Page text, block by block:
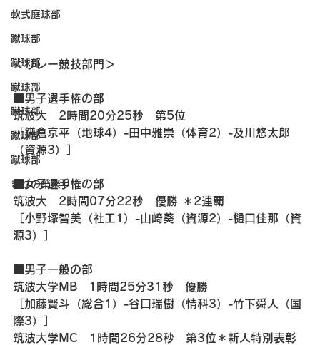
軟式庭球部
蹴球部
蹴球部
蹴球部
蹴球部
蹴球部
蹴球部
きりの葉祭り
＜リレー競技部門＞
■男子選手権の部
筑波大　2時間20分25秒　第5位
［鎌倉京平（地球4）-田中雅崇（体育2）-及川悠太郎
（資源3）］
■女子選手権の部
筑波大　2時間07分22秒　優勝 ＊2連覇
［小野塚智美（社工1）-山崎葵（資源2）-樋口佳那（資
源3）］
■男子一般の部
筑波大学MB　1時間25分31秒　優勝
［加藤賢斗（総合1）-谷口瑞樹（情科3）-竹下舜人（国
際3）］
筑波大学MC　1時間26分28秒　第3位＊新人特別表彰